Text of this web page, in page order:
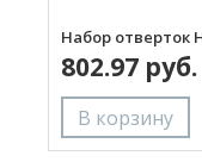
Набор отверток
802.97 руб.